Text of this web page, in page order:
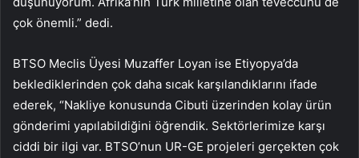
çok önemli.” dedi.
BTSO Meclis Üyesi Muzaffer Loyan ise Etiyopya’da
beklediklerinden çok daha sıcak karşılandıklarını ifade
ederek, “Nakliye konusunda Cibuti üzerinden kolay ürün
gönderimi yapılabildiğini öğrendik. Sektörlerimize karşı
ciddi bir ilgi var. BTSO’nun UR-GE projeleri gerçekten çok